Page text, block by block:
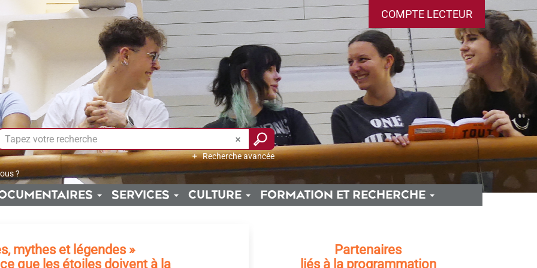
COMPTE LECTEUR
Recherche avancée
?
SERVICES CULTURE FORMATION ET RECHERCHE
mythes et légendes »
que les étoiles doivent à la
Partenaires
liés à la programmation